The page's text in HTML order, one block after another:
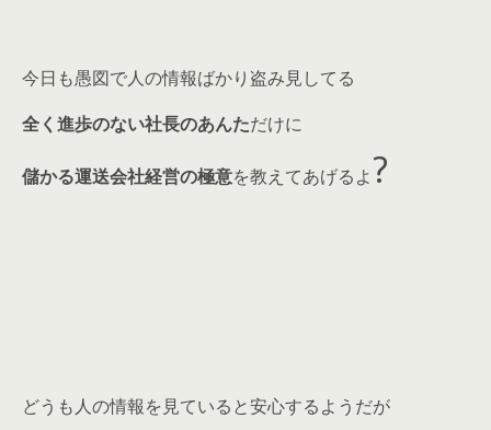
今日も愚図で人の情報ばかり盗み見してる
全く進歩のない社長のあんただけに
儲かる運送会社経営の極意を教えてあげるよ?
どうも人の情報を見ていると安心するようだが